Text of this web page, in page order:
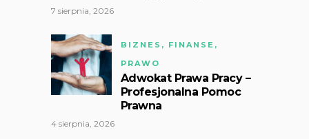
7 sierpnia, 2026
BIZNES, FINANSE,
PRAWO
Adwokat Prawa Pracy –
Profesjonalna Pomoc
Prawna
4 sierpnia, 2026